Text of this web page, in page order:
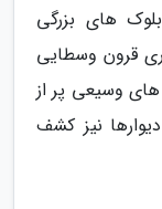
های بزرگی
قرون وسطایی
وسیعی پر از
نیز کشف